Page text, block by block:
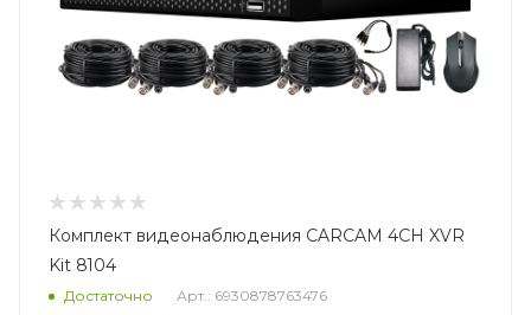
Комплект видеонаблюдения CARCAM 4CH XVR
Kit 8104
Достаточно Арт.: 6930878763476